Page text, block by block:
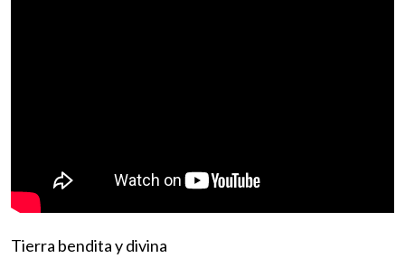
Tierra bendita y divina